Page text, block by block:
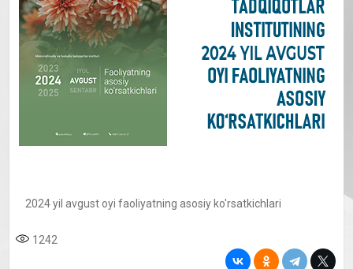
2024 yil avgust oyi faoliyatning asosiy ko'rsatkichlari
1242